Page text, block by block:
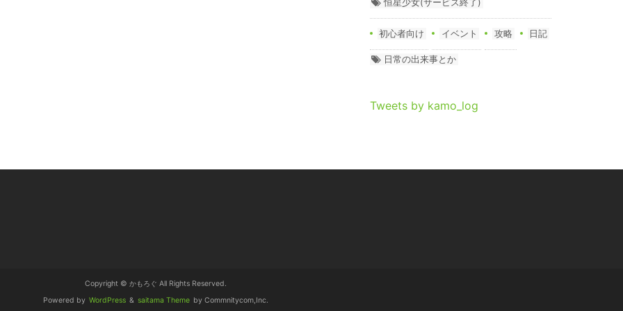
初心者向け イベント 攻略 日記
日常の出来事とか
Tweets by kamo_log
Copyright © かもろぐ All Rights Reserved.
Powered by WordPress & saitama Theme by Commnitycom,Inc.